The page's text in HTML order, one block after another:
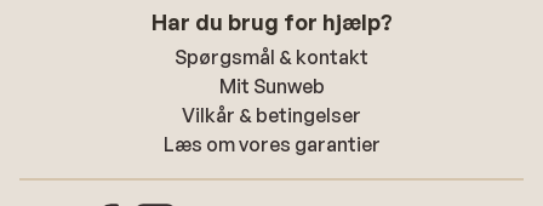
Har du brug for hjælp?
Spørgsmål & kontakt
Mit Sunweb
Vilkår & betingelser
Læs om vores garantier